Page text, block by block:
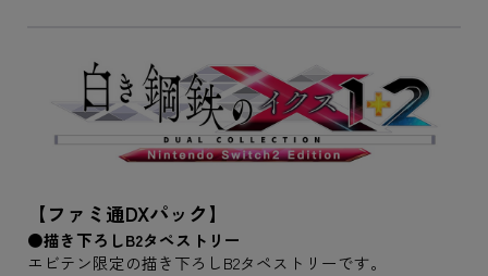
【ファミ通DXパック】
●描き下ろしB2タペストリー
エビテン限定の描き下ろしB2タペストリーです。